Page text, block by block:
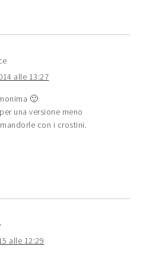
alle 13:27
🙂
una versione meno
con i crostini.
alle 12:29